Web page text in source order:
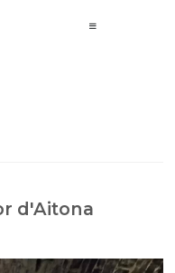
d'Aitona